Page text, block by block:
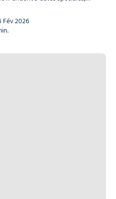
cette promo vaut le coup ?
prix, cette offre...
2026